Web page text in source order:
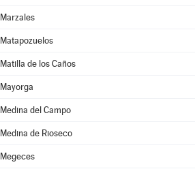
Marzales
Matapozuelos
Matilla de los Caños
Mayorga
Medina del Campo
Medina de Rioseco
Megeces